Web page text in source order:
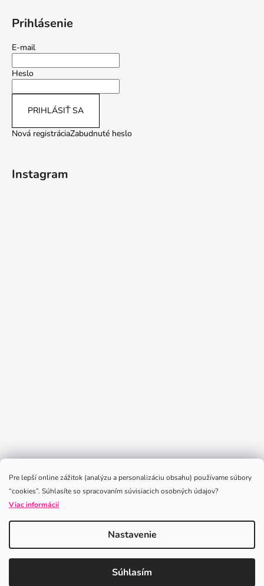
Pre lepší online zážitok (analýzu a personalizáciu obsahu) používame súbory
“cookies”. Súhlasíte so spracovaním súvisiacich osobných údajov?
Viac informácií
Nastavenie
Súhlasím
Prihlásenie
E-mail
Heslo
PRIHLÁSIŤ SA
Nová registráciaZabudnuté heslo
Instagram
Sledovať na Instagrame
iLoveLeggings. Všetky práva vyhradené.